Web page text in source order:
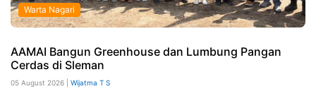
Warta Nagari
AAMAI Bangun Greenhouse dan Lumbung Pangan
Cerdas di Sleman
05 August 2026 | Wijatma T S